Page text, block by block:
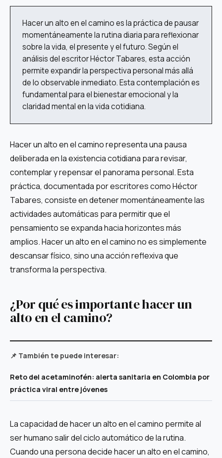
Hacer un alto en el camino es la práctica de pausar
momentáneamente la rutina diaria para reflexionar
sobre la vida, el presente y el futuro. Según el
análisis del escritor Héctor Tabares, esta acción
permite expandir la perspectiva personal más allá
de lo observable inmediato. Esta contemplación es
fundamental para el bienestar emocional y la
claridad mental en la vida cotidiana.
Hacer un alto en el camino representa una pausa
deliberada en la existencia cotidiana para revisar,
contemplar y repensar el panorama personal. Esta
práctica, documentada por escritores como Héctor
Tabares, consiste en detener momentáneamente las
actividades automáticas para permitir que el
pensamiento se expanda hacia horizontes más
amplios. Hacer un alto en el camino no es simplemente
descansar físico, sino una acción reflexiva que
transforma la perspectiva.
¿Por qué es importante hacer un
alto en el camino?
📌 También te puede interesar:
Reto del acetaminofén: alerta sanitaria en Colombia por
práctica viral entre jóvenes
La capacidad de hacer un alto en el camino permite al
ser humano salir del ciclo automático de la rutina.
Cuando una persona decide hacer un alto en el camino,